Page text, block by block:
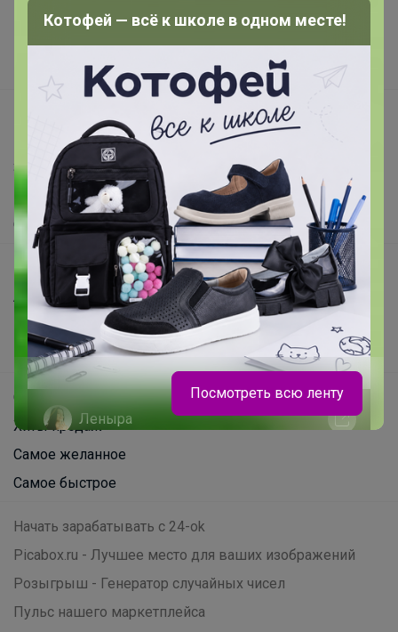
Реклама на сайте
Поставщикам
Написать в поддержку
Защита покупателя
Помощь
О нас
Все предложения
Анонсы
Новости
Поддержка альпак
Самое выгодное
Хиты продаж
Самое желанное
Самое быстрое
Начать зарабатывать с 24-ok
Picabox.ru - Лучшее место для ваших изображений
Розыгрыш - Генератор случайных чисел
Пульс нашего маркетплейса
Котофей — всё к школе в одном месте!
Леныра
Термофутболка детская без боковых
Посмотреть всю ленту